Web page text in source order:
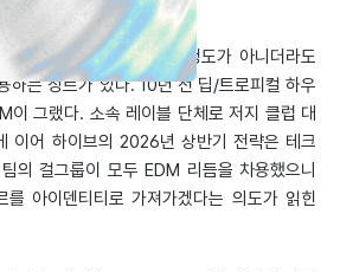
힙합을 근본에 둔 YG 정도가 아니더라도
하는 장르가 있다. 10년 전 딥/트로피컬 하우
이 그랬다. 소속 레이블 단체로 저지 클럽 대
이어 하이브의 2026년 상반기 전략은 테크
의 걸그룹이 모두 EDM 리듬을 차용했으니
를 아이덴티티로 가져가겠다는 의도가 읽힌